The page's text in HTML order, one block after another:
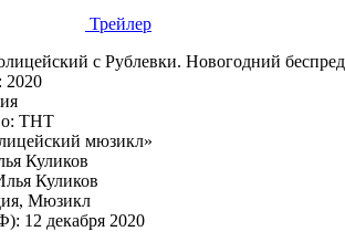
Трейлер
с Рублевки. Новогодний
2020
ТНТ
мюзикл»
Куликов
Куликов
Мюзикл
12 декабря 2020